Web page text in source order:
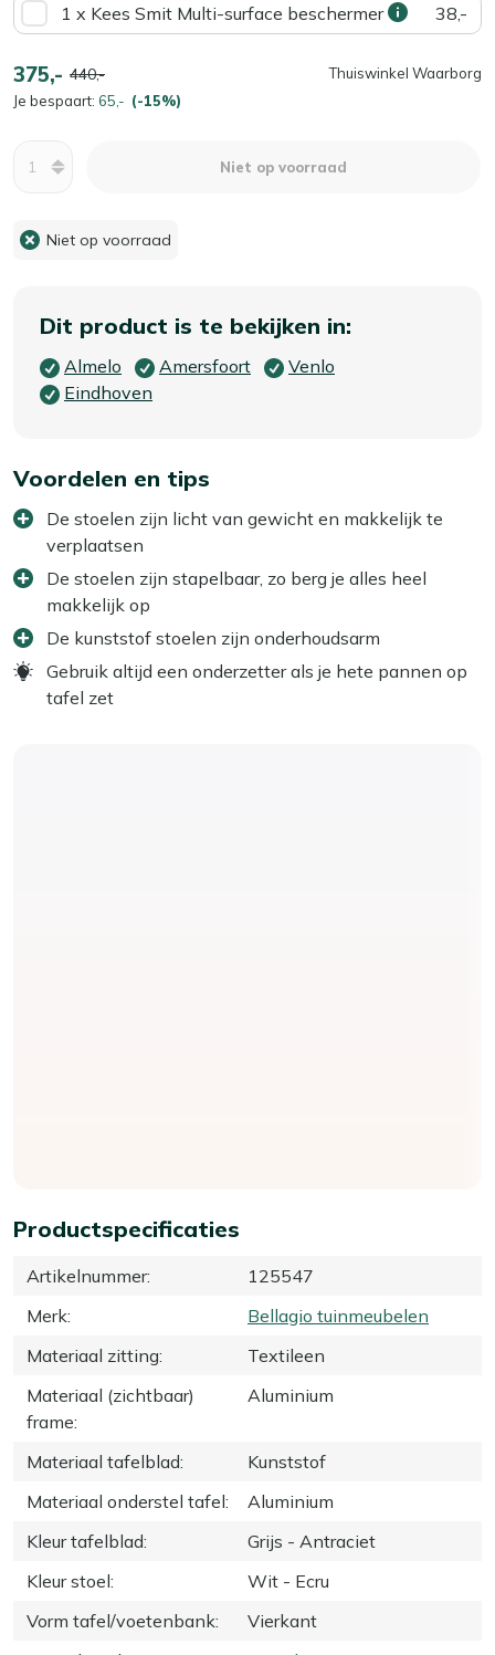
1 x Kees Smit Multi-surface beschermer
38,-
375,- 440,-
Je bespaart: 65,- (-15%)
Thuiswinkel Waarborg
Niet op voorraad
Niet op voorraad
Productspecificaties
Artikelnummer:
125547
Merk:
Bellagio tuinmeubelen
Materiaal zitting:
Textileen
Materiaal (zichtbaar)
frame:
Aluminium
Materiaal tafelblad:
Kunststof
Materiaal onderstel tafel:
Aluminium
Kleur tafelblad:
Grijs - Antraciet
Kleur stoel:
Wit - Ecru
Vorm tafel/voetenbank:
Vierkant
Dit product is te bekijken in:
Almelo Amersfoort
Venlo
Eindhoven
Voordelen en tips
De stoelen zijn licht van gewicht en makkelijk te
verplaatsen
De stoelen zijn stapelbaar, zo berg je alles heel
makkelijk op
De kunststof stoelen zijn onderhoudsarm
Gebruik altijd een onderzetter als je hete pannen op
tafel zet